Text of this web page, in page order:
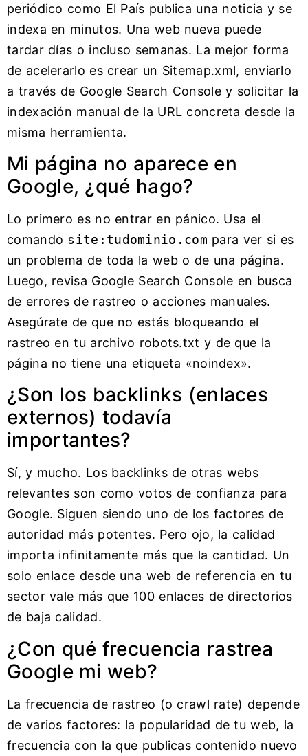
periódico como El País publica una noticia y se
indexa en minutos. Una web nueva puede
tardar días o incluso semanas. La mejor forma
de acelerarlo es crear un Sitemap.xml, enviarlo
a través de Google Search Console y solicitar la
indexación manual de la URL concreta desde la
misma herramienta.
Mi página no aparece en
Google, ¿qué hago?
Lo primero es no entrar en pánico. Usa el
comando site:tudominio.com para ver si es
un problema de toda la web o de una página.
Luego, revisa Google Search Console en busca
de errores de rastreo o acciones manuales.
Asegúrate de que no estás bloqueando el
rastreo en tu archivo robots.txt y de que la
página no tiene una etiqueta «noindex».
¿Son los backlinks (enlaces
externos) todavía
importantes?
Sí, y mucho. Los backlinks de otras webs
relevantes son como votos de confianza para
Google. Siguen siendo uno de los factores de
autoridad más potentes. Pero ojo, la calidad
importa infinitamente más que la cantidad. Un
solo enlace desde una web de referencia en tu
sector vale más que 100 enlaces de directorios
de baja calidad.
¿Con qué frecuencia rastrea
Google mi web?
La frecuencia de rastreo (o crawl rate) depende
de varios factores: la popularidad de tu web, la
frecuencia con la que publicas contenido nuevo